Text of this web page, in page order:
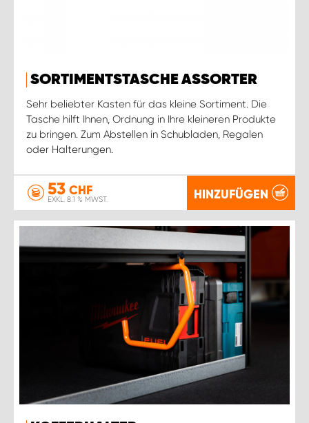
SORTIMENTSTASCHE ASSORTER
Sehr beliebter Kasten für das kleine Sortiment. Die
Tasche hilft Ihnen, Ordnung in Ihre kleineren Produkte
zu bringen. Zum Abstellen in Schubladen, Regalen
oder Halterungen.
53 CHF
EXKL. 8.1 % MWST. HINZUFÜGEN